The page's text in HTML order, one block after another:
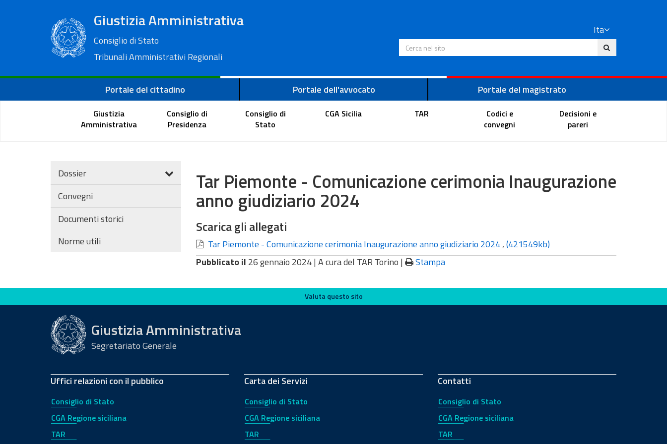
Giustizia Amministrativa
Consiglio di Stato
Tribunali Amministrativi Regionali
Ita
Cerca nel sito
Portale del cittadino Portale dell'avvocato Portale del magistrato
Giustizia
Amministrativa
Consiglio di
Presidenza
Consiglio di
Stato
CGA Sicilia TAR
Codici e
convegni
Decisioni e
pareri
Dossier
Convegni
Documenti storici
Norme utili
Tar Piemonte - Comunicazione cerimonia Inaugurazione
anno giudiziario 2024
Scarica gli allegati
Tar Piemonte - Comunicazione cerimonia Inaugurazione anno giudiziario 2024,(421549kb)
Pubblicato il 26 gennaio 2024 | A cura del TAR Torino | Stampa
Valuta questo sito Valuta questo sito
Giustizia Amministrativa
Segretariato Generale
Uffici relazioni con il pubblico
Consiglio di Stato
CGA Regione siciliana
TAR
Carta dei Servizi
Consiglio di Stato
CGA Regione siciliana
TAR
Contatti
Consiglio di Stato
CGA Regione siciliana
TAR